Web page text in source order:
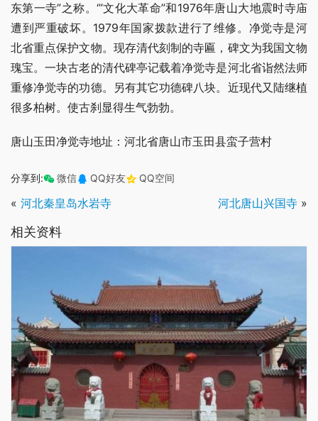
东第一寺”之称。‘”文化大革命”和1976年唐山大地震时寺庙
遭到严重破坏。1979年国家拨款进行了维修。净觉寺是河
北省重点保护文物。现存清代刻制的寺匾，碑文为我国文物
瑰宝。一块古老的清代碑亭记载着净觉寺是河北省诣然法师
重修净觉寺的功德。另有其它功德碑八块。近现代又陆继植
很多柏树。使古刹显得生气勃勃。
唐山玉田净觉寺地址：河北省唐山市玉田县蛮子营村
分享到: 微信 QQ好友 QQ空间
« 河北秦皇岛水岩寺 河北唐山兴国寺 »
相关资料